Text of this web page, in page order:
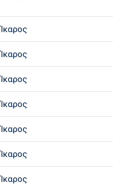
Ίκαρος
Ίκαρος
Ίκαρος
Ίκαρος
Ίκαρος
Ίκαρος
Ίκαρος